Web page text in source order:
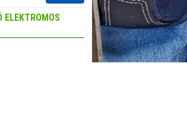
ELEKTROMOS